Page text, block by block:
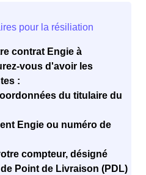
contrat Engie à
vous d'avoir les
:
du titulaire du
Engie ou numéro de
compteur, désigné
Point de Livraison (PDL)